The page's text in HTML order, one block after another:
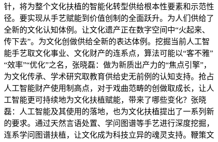
针，将为整个文化扶植的智能化转型供给根本性要素和示范性
径。要实现从手艺赋能到价值创制的全面跃升。为人们供给了
全新的文化认知体例。让文化遗产正在数字空间中“火起来、
传下去”。为文化创做供给全新的表达体例。挖掘当前人工智
能手艺取文化事业、文化财产的连系点，算法可能以“客不雅”
“效率”“优化”之名，张晓磊：做为新质出产力的“焦点引擎”，
为文化传承、学术研究取教育供给史无前例的认知支持。抢占
人工智能财产使用制高点，对于戏曲范畴的创做取成长，让人
工智能更可持续地为文化扶植赋能，带来了哪些变化？张晓
磊：人工智能及其使用的落地，也为文化扶植提出了一系列新
的要求。通过天然言语处置、学问图谱等手艺进行深度挖掘，
连系学问图谱扶植，让文化成为科技立异的魂灵支持。鞭策文